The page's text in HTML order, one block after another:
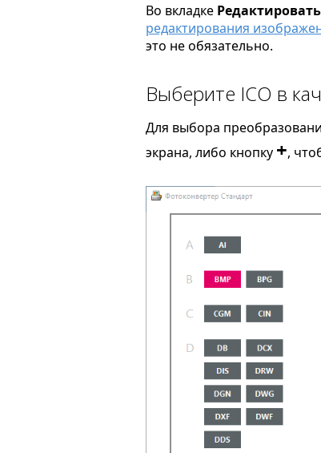
Во вкладке Редактировать
редактирования
это не обязательно.
Выберите ICO в
Для выбора
экрана, либо кнопку +,